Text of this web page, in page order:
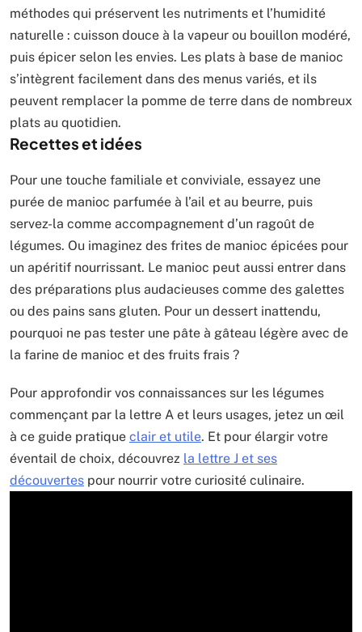
méthodes qui préservent les nutriments et l’humidité
naturelle : cuisson douce à la vapeur ou bouillon modéré,
puis épicer selon les envies. Les plats à base de manioc
s’intègrent facilement dans des menus variés, et ils
peuvent remplacer la pomme de terre dans de nombreux
plats au quotidien.
Recettes et idées
Pour une touche familiale et conviviale, essayez une
purée de manioc parfumée à l’ail et au beurre, puis
servez-la comme accompagnement d’un ragoût de
légumes. Ou imaginez des frites de manioc épicées pour
un apéritif nourrissant. Le manioc peut aussi entrer dans
des préparations plus audacieuses comme des galettes
ou des pains sans gluten. Pour un dessert inattendu,
pourquoi ne pas tester une pâte à gâteau légère avec de
la farine de manioc et des fruits frais ?
Pour approfondir vos connaissances sur les légumes
commençant par la lettre A et leurs usages, jetez un œil
à ce guide pratique clair et utile. Et pour élargir votre
éventail de choix, découvrez la lettre J et ses
découvertes pour nourrir votre curiosité culinaire.